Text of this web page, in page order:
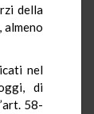
della
almeno
nel
di
58-